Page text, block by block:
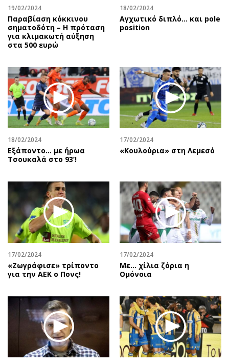
19/02/2024
Παραβίαση κόκκινου
σηματοδότη – Η πρόταση
για κλιμακωτή αύξηση
στα 500 ευρώ
18/02/2024
Αγχωτικό διπλό… και pole
position
18/02/2024
Εξάποντο… με ήρωα
Τσουκαλά στο 93’!
17/02/2024
«Κουλούρια» στη Λεμεσό
17/02/2024
«Ζωγράφισε» τρίποντο
για την ΑΕΚ ο Πονς!
17/02/2024
Με... χίλια ζόρια η
Ομόνοια